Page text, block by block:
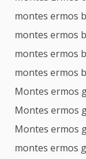
montes ermos
montes ermos
montes ermos
montes ermos
Montes ermos
Montes ermos
Montes ermos
montes ermos